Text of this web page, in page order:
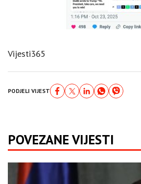
Vijesti365
PODJELI VIJEST
POVEZANE VIJESTI